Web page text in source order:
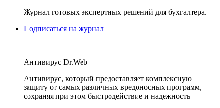
Журнал готовых экспертных решений для бухгалтера.
Подписаться на журнал
Антивирус Dr.Web
Антивирус, который предоставляет комплексную
защиту от самых различных вредоносных программ,
сохраняя при этом быстродействие и надежность